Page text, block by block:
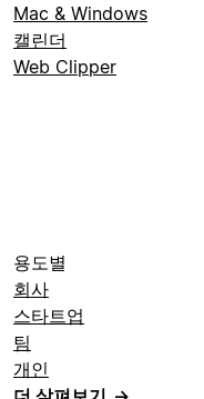
Mac & Windows
캘린더
Web Clipper
용도별
회사
스타트업
팀
개인